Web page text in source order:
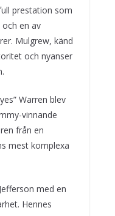
prestation som
och en av
Mulgrew, känd
och nyanser
Warren blev
vinnande
från en
mest komplexa
med en
Hennes